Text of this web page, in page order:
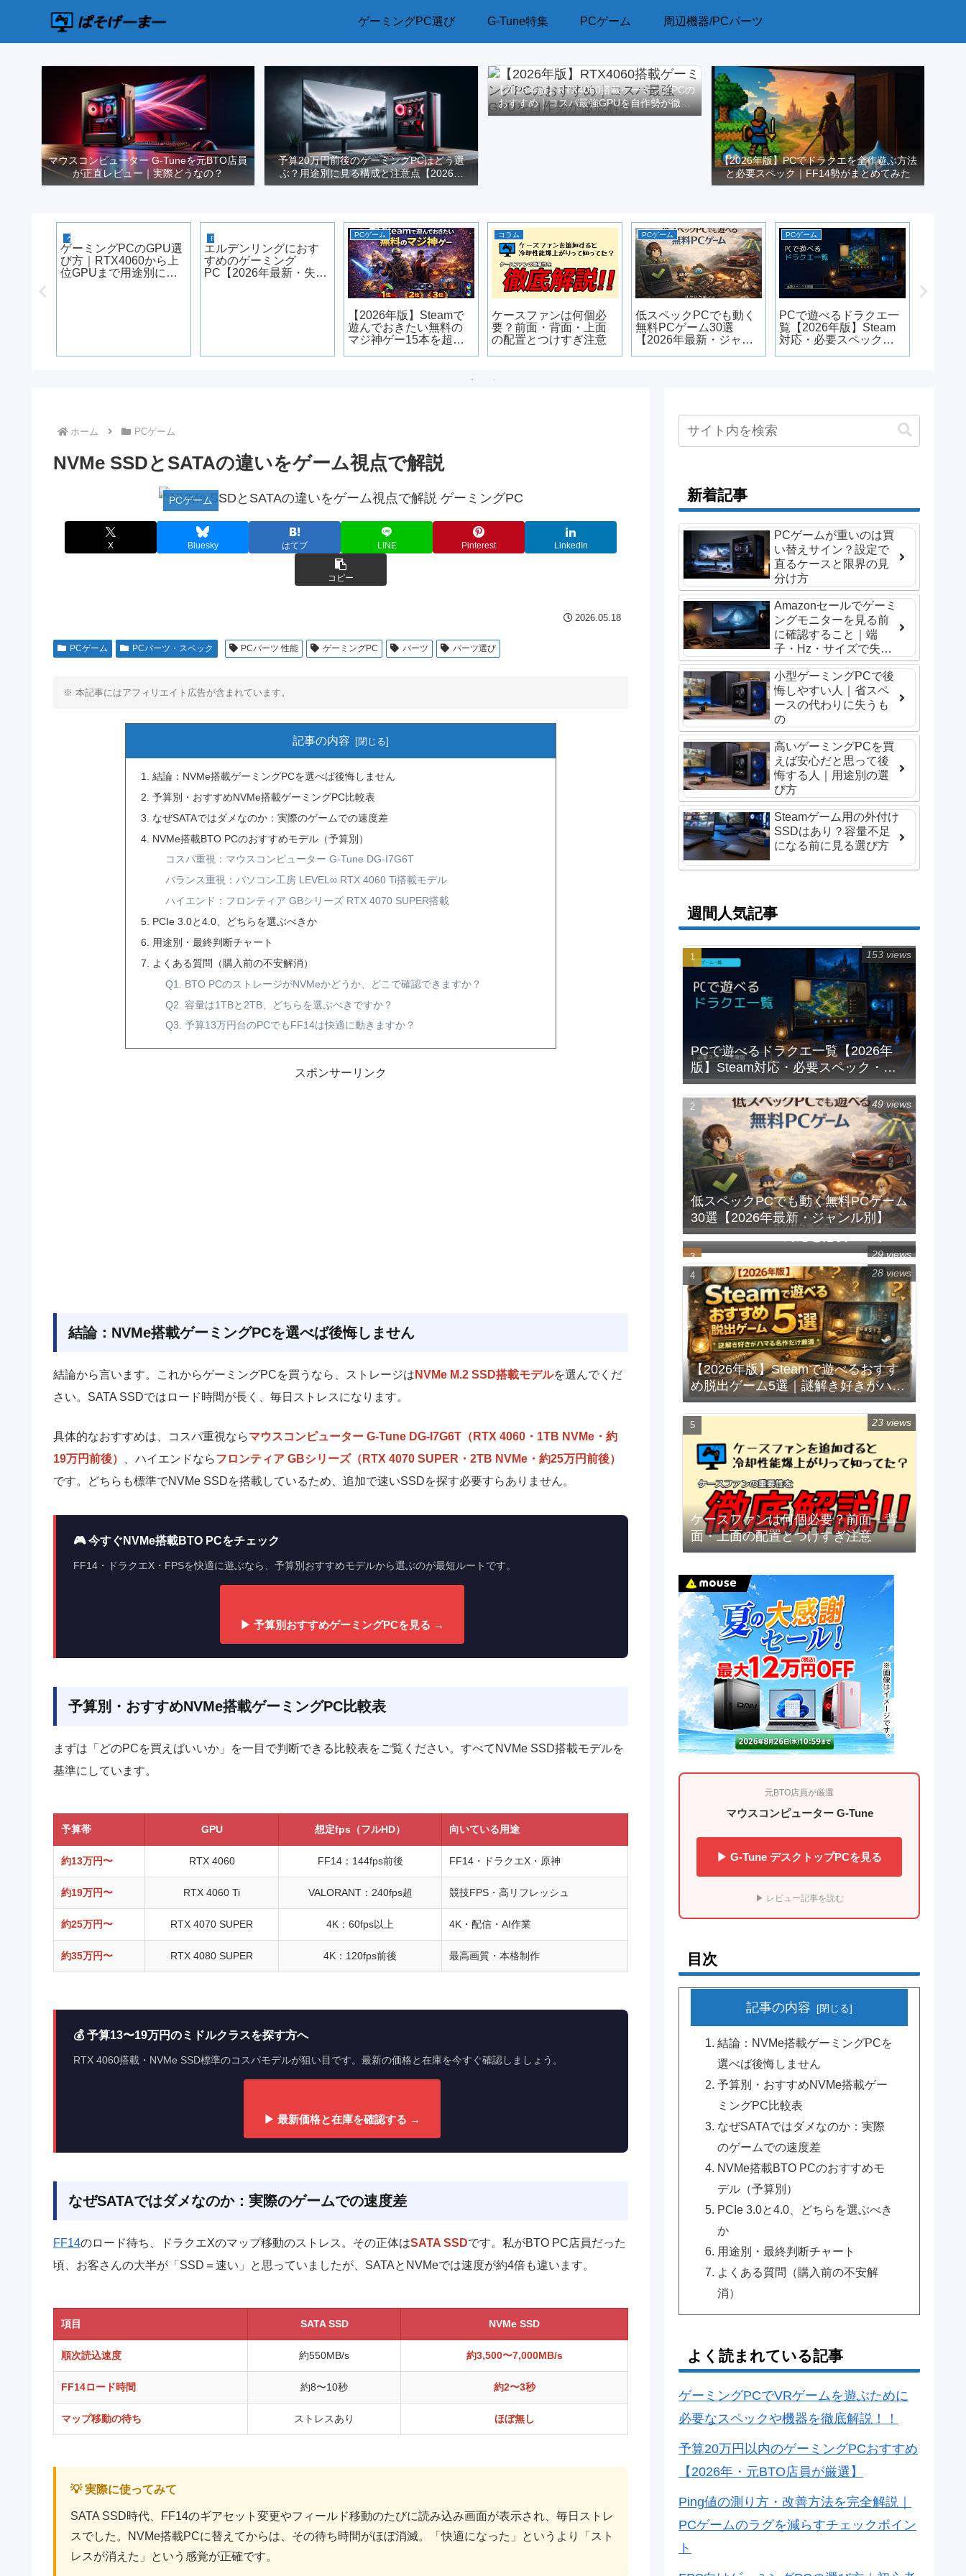
ゲーミングPC選び G-Tune特集 PCゲーム 周辺機器/PCパーツ
マウスコンピューター G-Tuneを元BTO店員
が正直レビュー｜実際どうなの？
予算20万円前後のゲーミングPCはどう選
ぶ？用途別に見る構成と注意点【2026年
版】
【2026年版】RTX4060搭載ゲーミングPCの
おすすめ｜コスパ最強GPUを自作勢が徹底
解説
【2026年版】PCでドラクエを全作遊ぶ方法
と必要スペック｜FF14勢がまとめてみた
ゲーミングPC選び
ゲーミングPCのGPU選
び方｜RTX4060から上
位GPUまで用途別に整
PCゲーム
エルデンリングにおす
すめのゲーミング
PC【2026年最新・失敗
PCゲーム
【2026年版】Steamで
遊んでおきたい無料の
マジ神ゲー15本を超厳
コラム
ケースファンは何個必
要？前面・背面・上面
の配置とつけすぎ注意
PCゲーム
低スペックPCでも動く
無料PCゲーム30選
【2026年最新・ジャン
PCゲーム
PCで遊べるドラクエ一
覧【2026年版】Steam
対応・必要スペック・
ホーム PCゲーム
NVMe SSDとSATAの違いをゲーム視点で解説
PCゲーム
X Bluesky はてブ LINE Pinterest LinkedIn
コピー
2026.05.18
PCゲーム PCパーツ・スペック PCパーツ 性能 ゲーミングPC パーツ パーツ選び
※ 本記事にはアフィリエイト広告が含まれています。
記事の内容
結論：NVMe搭載ゲーミングPCを選べば後悔しません
予算別・おすすめNVMe搭載ゲーミングPC比較表
なぜSATAではダメなのか：実際のゲームでの速度差
NVMe搭載BTO PCのおすすめモデル（予算別）
コスパ重視：マウスコンピューター G-Tune DG-I7G6T
バランス重視：パソコン工房 LEVEL∞ RTX 4060 Ti搭載モデル
ハイエンド：フロンティア GBシリーズ RTX 4070 SUPER搭載
PCIe 3.0と4.0、どちらを選ぶべきか
用途別・最終判断チャート
よくある質問（購入前の不安解消）
Q1. BTO PCのストレージがNVMeかどうか、どこで確認できますか？
Q2. 容量は1TBと2TB、どちらを選ぶべきですか？
Q3. 予算13万円台のPCでもFF14は快適に動きますか？
スポンサーリンク
結論：NVMe搭載ゲーミングPCを選べば後悔しません
結論から言います。これからゲーミングPCを買うなら、ストレージは NVMe M.2 SSD搭載モデルを選んでくだ
さい。SATA SSDではロード時間が長く、毎日ストレスになります。
具体的なおすすめは、コスパ重視ならマウスコンピューター G-Tune DG-I7G6T（RTX 4060・1TB NVMe・約
19万円前後）
、ハイエンドならフロンティア GBシリーズ（RTX 4070 SUPER・2TB NVMe・約25万円前後）
です。どちらも標準でNVMe SSDを搭載しているため、追加で速いSSDを探す必要すらありません。
🎮 今すぐNVMe搭載BTO PCをチェック
FF14・ドラクエX・FPSを快適に遊ぶなら、予算別おすすめモデルから選ぶのが最短ルートです。
▶ 予算別おすすめゲーミングPCを見る →
予算別・おすすめNVMe搭載ゲーミングPC比較表
まずは「どのPCを買えばいいか」を一目で判断できる比較表をご覧ください。すべてNVMe SSD搭載モデルを
基準にしています。
予算帯 GPU 想定fps（フルHD） 向いている用途
約13万円〜 RTX 4060 FF14：144fps前後 FF14・ドラクエX・原神
約19万円〜 RTX 4060 Ti VALORANT：240fps超 競技FPS・高リフレッシュ
約25万円〜 RTX 4070 SUPER 4K：60fps以上 4K・配信・AI作業
約35万円〜 RTX 4080 SUPER 4K：120fps前後 最高画質・本格制作
💰 予算13〜19万円のミドルクラスを探す方へ
RTX 4060搭載・NVMe SSD標準のコスパモデルが狙い目です。最新の価格と在庫を今すぐ確認しましょう。
▶ 最新価格と在庫を確認する →
なぜSATAではダメなのか：実際のゲームでの速度差
FF14のロード待ち、ドラクエXのマップ移動のストレス。その正体はSATA SSDです。私がBTO PC店員だった
頃、お客さんの大半が「SSD＝速い」と思っていましたが、SATAとNVMeでは速度が約4倍も違います。
項目 SATA SSD NVMe SSD
順次読込速度 約550MB/s 約3,500〜7,000MB/s
FF14ロード時間 約8〜10秒 約2〜3秒
マップ移動の待ち ストレスあり ほぼ無し
💡 実際に使ってみて
SATA SSD時代、FF14のギアセット変更やフィールド移動のたびに読み込み画面が表示され、毎日ストレ
スでした。NVMe搭載PCに替えてからは、その待ち時間がほぼ消滅。「快適になった」というより「スト
レスが消えた」という感覚が正確です。
新着記事
PCゲームが重いのは買
い替えサイン？設定で
直るケースと限界の見
分け方
Amazonセールでゲーミ
ングモニターを見る前
に確認すること｜端
子・Hz・サイズで失敗
しない選び方
小型ゲーミングPCで後
悔しやすい人｜省スペ
ースの代わりに失うも
の
高いゲーミングPCを買
えば安心だと思って後
悔する人｜用途別の選
び方
Steamゲーム用の外付け
SSDはあり？容量不足
になる前に見る選び方
週間人気記事
PCで遊べるドラクエ一覧【2026年
版】Steam対応・必要スペック・重
い時の対処法
153 views
低スペックPCでも動く無料PCゲーム
30選【2026年最新・ジャンル別】
49 views
PCで遊べるFFシリーズ一覧｜
Steam/Windows対応と必要スペック
【2026年版】
29 views
【2026年版】Steamで遊べるおすす
め脱出ゲーム5選｜謎解き好きがハマ
る名作だけ厳選
28 views
ケースファンは何個必要？前面・背
面・上面の配置とつけすぎ注意
23 views
元BTO店員が厳選
マウスコンピューター G-Tune
▶ G-Tune デスクトップPCを見る
▶ レビュー記事を読む
目次
記事の内容
結論：NVMe搭載ゲーミングPCを
選べば後悔しません
予算別・おすすめNVMe搭載ゲー
ミングPC比較表
なぜSATAではダメなのか：実際
のゲームでの速度差
NVMe搭載BTO PCのおすすめモ
デル（予算別）
PCIe 3.0と4.0、どちらを選ぶべき
か
用途別・最終判断チャート
よくある質問（購入前の不安解
消）
よく読まれている記事
ゲーミングPCでVRゲームを遊ぶために
必要なスペックや機器を徹底解説！！
予算20万円以内のゲーミングPCおすすめ
【2026年・元BTO店員が厳選】
Ping値の測り方・改善方法を完全解説｜
PCゲームのラグを減らすチェックポイン
ト